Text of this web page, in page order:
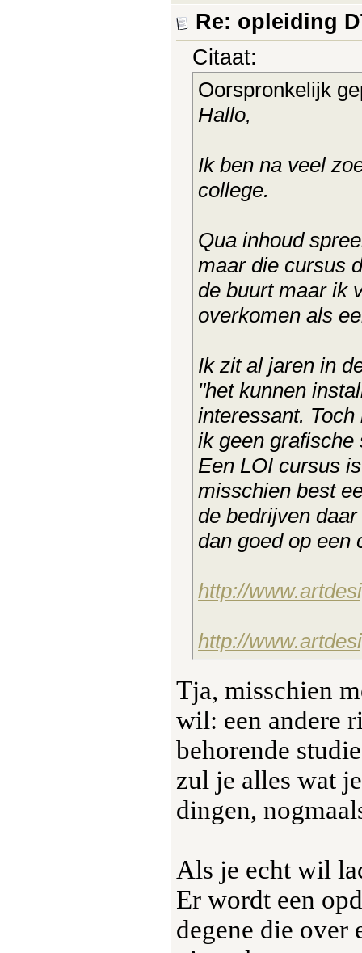
Re: opleiding
Citaat:
Oorspronkelijk
Hallo,
Ik ben na veel
college.
Qua inhoud
maar die cursus
de buurt maar ik
overkomen als
Ik zit al jaren in
"het kunnen
interessant.
ik geen grafische
Een LOI cursus
misschien best
de bedrijven
dan goed op een
http://
http://
Tja, misschien
wil: een andere
behorende
zul je alles wat
dingen,
Als je echt wil
Er wordt een
degene die over